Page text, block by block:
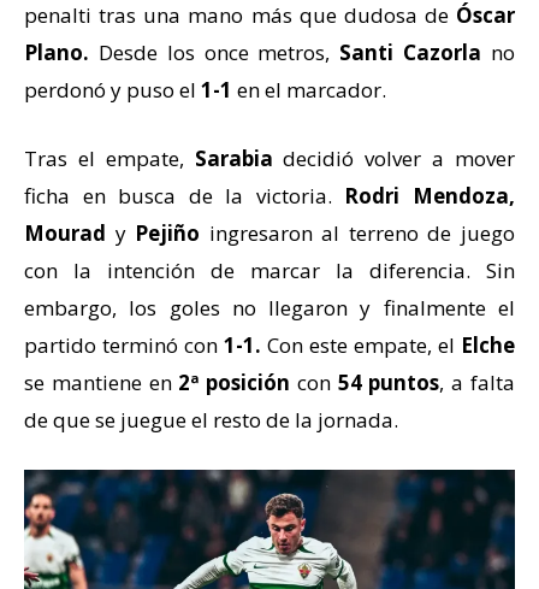
penalti tras una mano más que dudosa de Óscar
Plano. Desde los once metros, Santi Cazorla no
perdonó y puso el 1-1 en el marcador.
Tras el empate, Sarabia decidió volver a mover
ficha en busca de la victoria. Rodri Mendoza,
Mourad y Pejiño ingresaron al terreno de juego
con la intención de marcar la diferencia. Sin
embargo, los goles no llegaron y finalmente el
partido terminó con 1-1. Con este empate, el Elche
se mantiene en 2ª posición con 54 puntos, a falta
de que se juegue el resto de la jornada.